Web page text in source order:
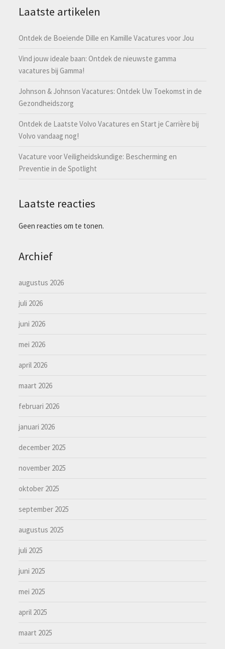
Laatste artikelen
Ontdek de Boeiende Dille en Kamille Vacatures voor Jou
Vind jouw ideale baan: Ontdek de nieuwste gamma
vacatures bij Gamma!
Johnson & Johnson Vacatures: Ontdek Uw Toekomst in de
Gezondheidszorg
Ontdek de Laatste Volvo Vacatures en Start je Carrière bij
Volvo vandaag nog!
Vacature voor Veiligheidskundige: Bescherming en
Preventie in de Spotlight
Laatste reacties
Geen reacties om te tonen.
Archief
augustus 2026
juli 2026
juni 2026
mei 2026
april 2026
maart 2026
februari 2026
januari 2026
december 2025
november 2025
oktober 2025
september 2025
augustus 2025
juli 2025
juni 2025
mei 2025
april 2025
maart 2025